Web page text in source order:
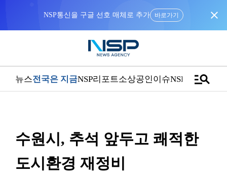
NSP통신을 구글 선호 매체로 추가 바로가기 close
뉴스전국은 지금NSP리포트소상공인이슈NSPTVmanage_search
수원시, 추석 앞두고 쾌적한
도시환경 재정비